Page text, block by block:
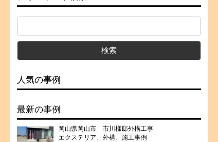
人気の事例
最新の事例
岡山県岡山市 市川様邸外構工事
エクステリア、 外構、 施工事例